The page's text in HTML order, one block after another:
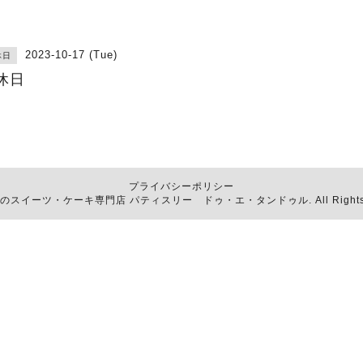
2023-10-17 (Tue)
日
プライバシーポリシー
スイーツ・ケーキ専門店 パティスリー ドゥ・エ・タンドゥル. All